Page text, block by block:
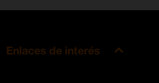
Enlaces de interés